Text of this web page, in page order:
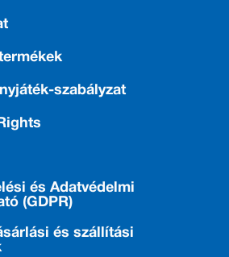
szabályzat
és Adatvédelmi
(GDPR)
és szállítási